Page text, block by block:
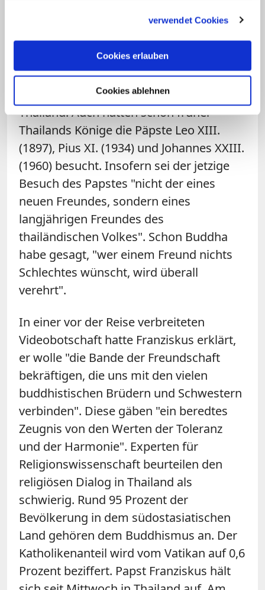
verwendet Cookies
Cookies erlauben
Cookies ablehnen
den knapp 400 Jahren ihrer Präsenz in
Thailandgenossen hätten.
Der Patriarch seinerseits erinnerte an
Johannes Pauls II.
Thailand. Auch hätten schon früher
Thailands Könige die Päpste Leo XIII.
(1897), Pius XI. (1934) und Johannes XXIII.
(1960) besucht. Insofern sei der jetzige
Besuch des Papstes "nicht der eines
neuen Freundes, sondern eines
langjährigen Freundes des
thailändischen Volkes". Schon Buddha
habe gesagt, "wer einem Freund nichts
Schlechtes wünscht, wird überall
verehrt".
In einer vor der Reise verbreiteten
Videobotschaft hatte Franziskus erklärt,
er wolle "die Bande der Freundschaft
bekräftigen, die uns mit den vielen
buddhistischen Brüdern und Schwestern
verbinden". Diese gäben "ein beredtes
Zeugnis von den Werten der Toleranz
und der Harmonie". Experten für
Religionswissenschaft beurteilen den
religiösen Dialog in Thailand als
schwierig. Rund 95 Prozent der
Bevölkerung in dem südostasiatischen
Land gehören dem Buddhismus an. Der
Katholikenanteil wird vom Vatikan auf 0,6
Prozent beziffert. Papst Franziskus hält